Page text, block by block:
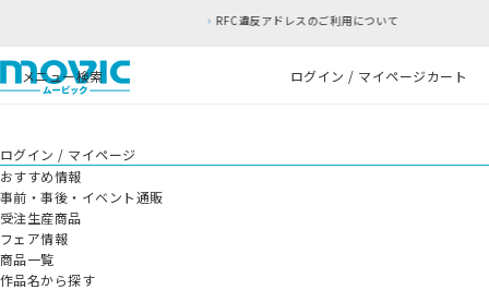
RFC違反アドレスのご利用について
メニュー検索 ログイン / マイページカート
ログイン / マイページ
おすすめ情報
事前・事後・イベント通販
受注生産商品
フェア情報
商品一覧
作品名から探す